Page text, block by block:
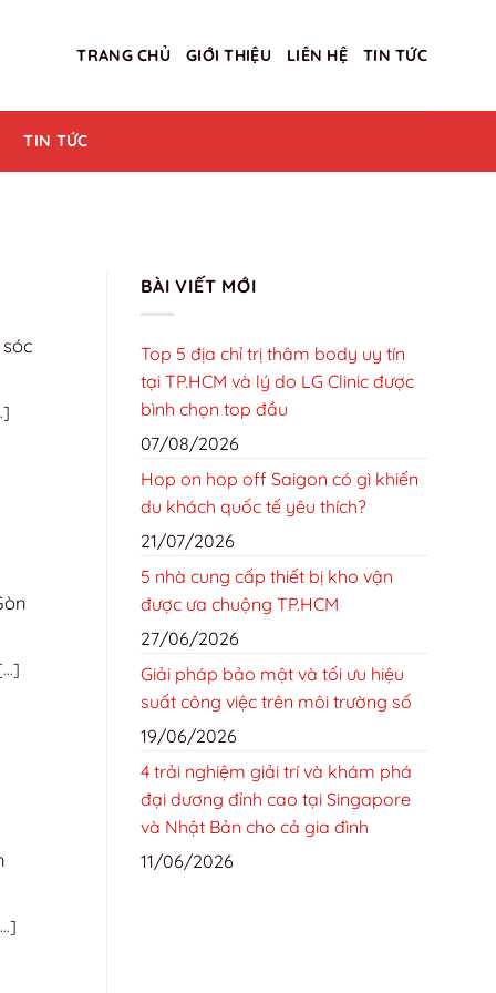
TRANG CHỦ GIỚI THIỆU LIÊN HỆ TIN TỨC
TIN TỨC
BÀI VIẾT MỚI
Top 5 địa chỉ trị thâm body uy tín
tại TP.HCM và lý do LG Clinic được
bình chọn top đầu
07/08/2026
Hop on hop off Saigon có gì khiến
du khách quốc tế yêu thích?
21/07/2026
5 nhà cung cấp thiết bị kho vận
được ưa chuộng TP.HCM
27/06/2026
Giải pháp bảo mật và tối ưu hiệu
suất công việc trên môi trường số
19/06/2026
4 trải nghiệm giải trí và khám phá
đại dương đỉnh cao tại Singapore
và Nhật Bản cho cả gia đình
11/06/2026